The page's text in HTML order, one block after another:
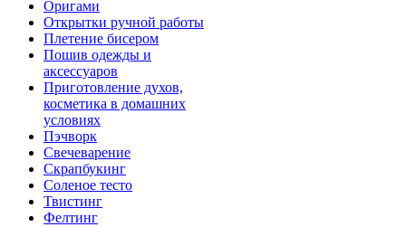
Оригами
Открытки ручной работы
Плетение бисером
Пошив одежды и
аксессуаров
Приготовление духов,
косметика в домашних
условиях
Пэчворк
Свечеварение
Скрапбукинг
Соленое тесто
Твистинг
Фелтинг